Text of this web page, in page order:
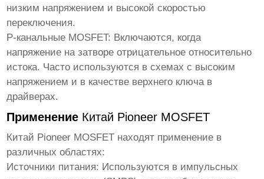
низким напряжением и высокой скоростью
переключения.
P-канальные MOSFET: Включаются, когда
напряжение на затворе отрицательное относительно
истока. Часто используются в схемах с высоким
напряжением и в качестве верхнего ключа в
драйверах.
Применение Китай Pioneer MOSFET
Китай Pioneer MOSFET находят применение в
различных областях:
Источники питания: Используются в импульсных